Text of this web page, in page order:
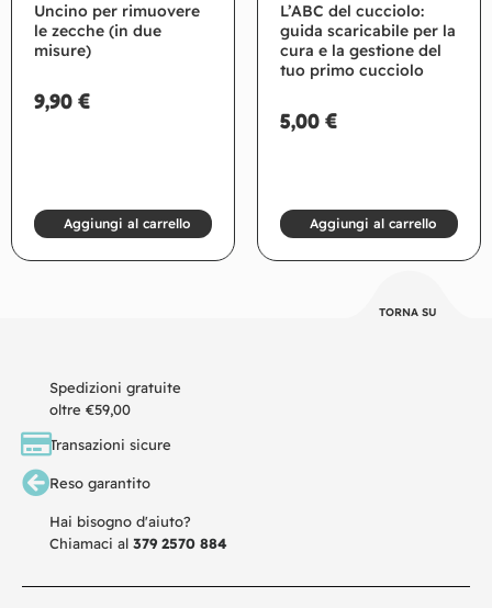
Uncino per rimuovere
le zecche (in due
misure)
9,90 €
Aggiungi al carrello
L’ABC del cucciolo:
guida scaricabile per la
cura e la gestione del
tuo primo cucciolo
5,00 €
Aggiungi al carrello
TORNA SU
Spedizioni gratuite
oltre €59,00
Transazioni sicure
Reso garantito
Hai bisogno d'aiuto?
Chiamaci al 379 2570 884